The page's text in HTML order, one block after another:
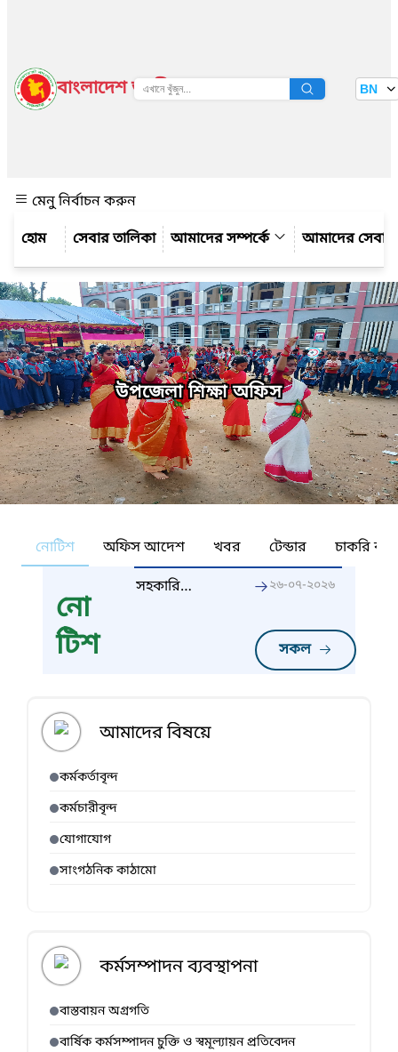
বাংলাদেশ জাতীয় তথ্য বাতায়ন BN
মেনু নির্বাচন করুন
সেবার তালিকা
আমাদের সম্পর্কে আমাদের সেবা
উপজেলা শিক্ষা অফিস
নোটিশ অফিস আদেশ খবর টেন্ডার চাকরি
নো
টিশ
সকল
সহকারি
২৬-০৭-২০২৬
আমাদের বিষয়ে
কর্মকর্তাবৃন্দ
কর্মচারীবৃন্দ
যোগাযোগ
সাংগঠনিক কাঠামো
কর্মসম্পাদন ব্যবস্থাপনা
বাস্তবায়ন অগ্রগতি
বার্ষিক কর্মসম্পাদন চুক্তি ও স্বমূল্যায়ন প্রতিবেদন